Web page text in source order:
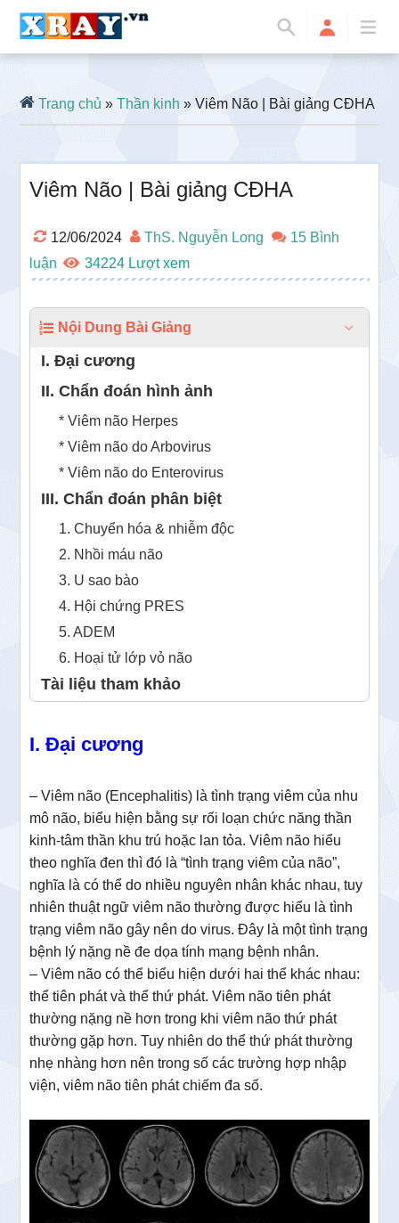
Trang chủ »Thần kinh » Viêm Não | Bài giảng CĐHA
Viêm Não | Bài giảng CĐHA
12/06/2024 ThS. Nguyễn Long
15 Bình
luận
34224
Nội Dung Bài Giảng
I. Đại cương
II. Chẩn đoán hình ảnh
* Viêm não Herpes
* Viêm não do Arbovirus
* Viêm não do Enterovirus
III. Chẩn đoán phân biệt
1. Chuyển hóa & nhiễm độc
2. Nhồi máu não
3. U sao bào
4. Hội chứng PRES
5. ADEM
6. Hoại tử lớp vỏ não
Tài liệu tham khảo
I. Đại cương
– Viêm não (Encephalitis) là tình trạng viêm của nhu
mô não, biểu hiện bằng sự rối loạn chức năng thần
kinh-tâm thần khu trú hoặc lan tỏa. Viêm não hiểu
theo nghĩa đen thì đó là “tình trạng viêm của não”,
nghĩa là có thể do nhiều nguyên nhân khác nhau, tuy
nhiên thuật ngữ viêm não thường được hiểu là tình
trạng viêm não gây nên do virus. Đây là một tình trạng
bệnh lý nặng nề đe dọa tính mạng bệnh nhân.
– Viêm não có thể biểu hiện dưới hai thể khác nhau:
thể tiên phát và thể thứ phát. Viêm não tiên phát
thường nặng nề hơn trong khi viêm não thứ phát
thường gặp hơn. Tuy nhiên do thể thứ phát thường
nhẹ nhàng hơn nên trong số các trường hợp nhập
viện, viêm não tiên phát chiếm đa số.